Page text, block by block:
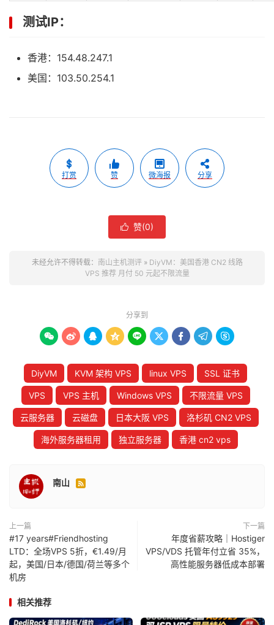
测试IP：
香港：154.48.247.1
美国：103.50.254.1
打赏 赞 微海报 分享
 赞(0)
未经允许不得转载： 南山主机测评» DiyVM：美国香港 CN2 线路
VPS 推荐 月付 50 元起不限流量
分享到
        
DiyVM KVM 架构 VPS linux VPS SSL 证书
VPS VPS 主机 Windows VPS 不限流量 VPS
云服务器 云磁盘 日本大阪 VPS 洛杉矶 CN2 VPS
海外服务器租用 独立服务器 香港 cn2 vps
南山 
上一篇
#17 years#Friendhosting
LTD：全场VPS 5折，€1.49/月
起，美国/日本/德国/荷兰等多个
机房
下一篇
年度省薪攻略｜Hostiger
VPS/VDS 托管年付立省 35%，
高性能服务器低成本部署
相关推荐